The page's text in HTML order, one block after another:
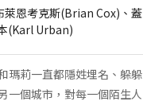
恩考克斯(Brian Cox)、蓋
(Karl Urban)
瑪莉一直都隱姓埋名、躲躲
一個城市，對每一個陌生人